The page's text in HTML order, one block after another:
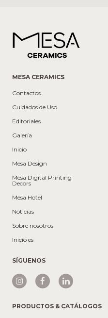
MESA CERAMICS
Contactos
Cuidados de Uso
Editoriales
Galería
Inicio
Mesa Design
Mesa Digital Printing
Decors
Mesa Hotel
Noticias
Sobre nosotros
Inicio es
SÍGUENOS
PRODUCTOS & CATÁLOGOS